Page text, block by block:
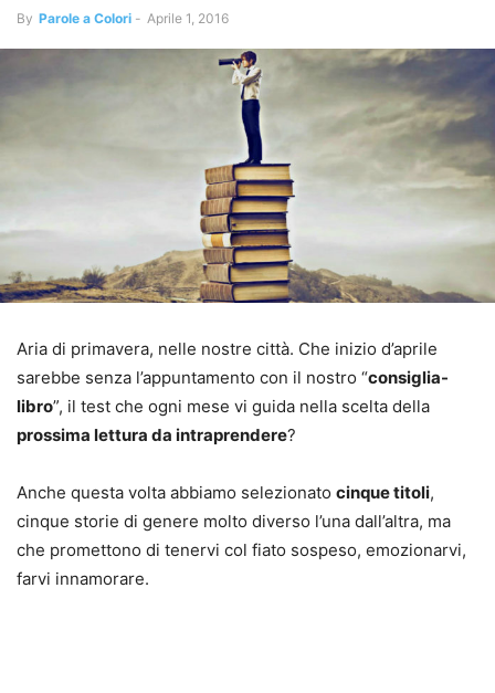
By Parole a Colori - Aprile 1, 2016
Aria di primavera, nelle nostre città. Che inizio d’aprile
sarebbe senza l’appuntamento con il nostro “consiglia-
libro”, il test che ogni mese vi guida nella scelta della
prossima lettura da intraprendere?
Anche questa volta abbiamo selezionato cinque titoli,
cinque storie di genere molto diverso l’una dall’altra, ma
che promettono di tenervi col fiato sospeso, emozionarvi,
farvi innamorare.